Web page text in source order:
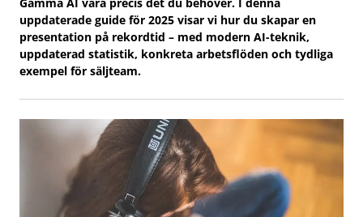
uppdaterade guide för 2025 visar vi hur du skapar en
presentation på rekordtid – med modern AI-teknik,
uppdaterad statistik, konkreta arbetsflöden och tydliga
exempel för säljteam.